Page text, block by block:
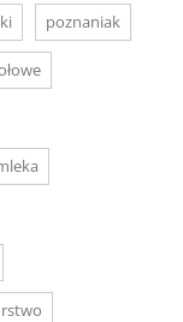
poznaniak